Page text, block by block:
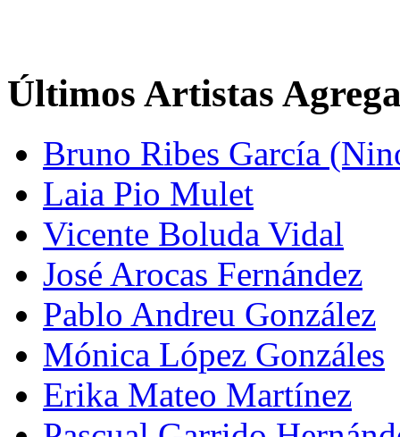
Últimos Artistas
Bruno Ribes García
Laia Pio Mulet
Vicente Boluda Vidal
José Arocas Fernández
Pablo Andreu González
Mónica López Gonzáles
Erika Mateo Martínez